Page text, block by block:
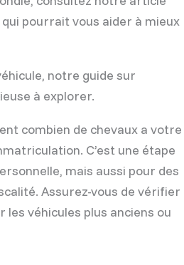
pourrait vous aider à mieux
notre guide sur
à explorer.
combien de chevaux a votre
C’est une étape
mais aussi pour des
Assurez-vous de vérifier
véhicules plus anciens ou